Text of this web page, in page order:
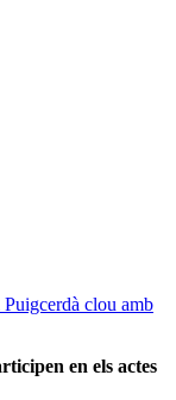
clou amb
en els actes